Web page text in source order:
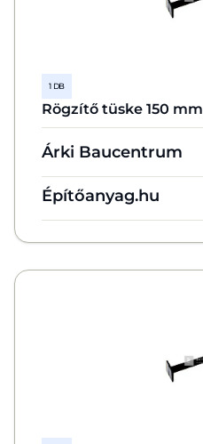
1 DB
Rögzítő tüske 150 mm
Árki Baucentrum
Építőanyag.hu